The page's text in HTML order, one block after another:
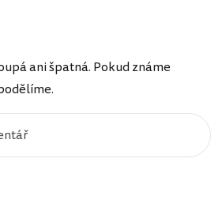
ani špatná. Pokud známe